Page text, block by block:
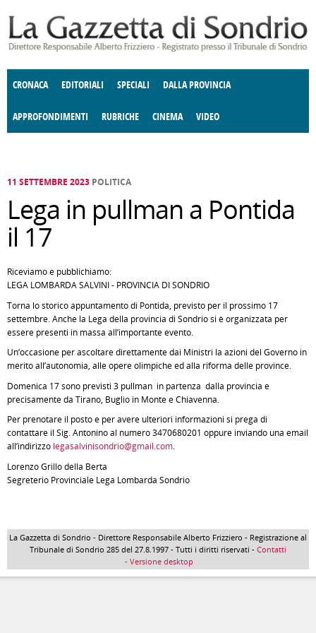
CRONACA EDITORIALI SPECIALI DALLA PROVINCIA
APPROFONDIMENTI
E SPETTACOLI POLITICA
RUBRICHE
DELLE IDEE FATTI DELLO SPIRITO
CINEMA VIDEO
11 SETTEMBRE 2023 POLITICA
Lega in pullman a Pontida
il 17
Riceviamo e pubblichiamo:
LEGA LOMBARDA SALVINI - PROVINCIA DI SONDRIO
Torna lo storico appuntamento di Pontida, previsto per il prossimo 17
settembre. Anche la Lega della provincia di Sondrio si è organizzata per
essere presenti in massa all’importante evento.
Un’occasione per ascoltare direttamente dai Ministri la azioni del Governo in
merito all’autonomia, alle opere olimpiche ed alla riforma delle province.
Domenica 17 sono previsti 3 pullman in partenza dalla provincia e
precisamente da Tirano, Buglio in Monte e Chiavenna.
Per prenotare il posto e per avere ulteriori informazioni si prega di
contattare il Sig. Antonino al numero 3470680201 oppure inviando una email
all’indirizzo legasalvinisondrio@gmail.com.
Lorenzo Grillo della Berta
Segreterio Provinciale Lega Lombarda Sondrio
La Gazzetta di Sondrio - Direttore Responsabile Alberto Frizziero - Registrazione al
Tribunale di Sondrio 285 del 27.8.1997 - Tutti i diritti riservati - Contatti
- Versione desktop